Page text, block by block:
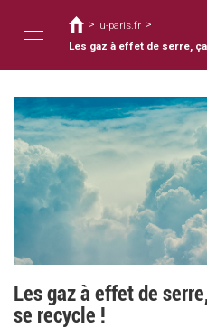
contenu
Toggle
navigation
êtes
ici
> u-paris.fr >
Les gaz à effet de serre,
Les gaz à effet de
se recycle !